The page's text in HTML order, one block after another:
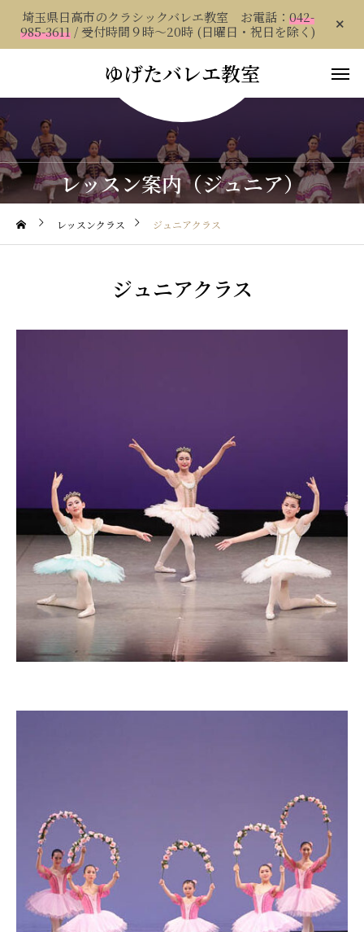
埼玉県日高市のクラシックバレエ教室 お電話： 042-
985-3611 / 受付時間９時～20時 (日曜日・祝日を除く)
ゆげたバレエ教室
レッスン案内（ジュニア）
レッスンクラス ジュニアクラス
ジュニアクラス